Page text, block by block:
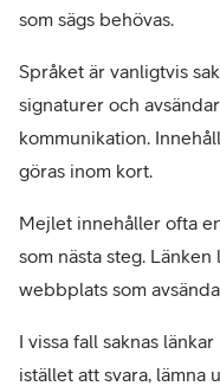
som sägs behövas.
Språket är vanligtvis
signaturer och
kommunikation.
göras inom kort.
Mejlet innehåller ofta
som nästa steg.
webbplats som
I vissa fall saknas
istället att svara,